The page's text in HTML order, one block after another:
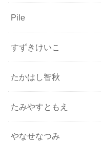
Pile
すずきけいこ
たかはし智秋
たみやすともえ
やなせなつみ